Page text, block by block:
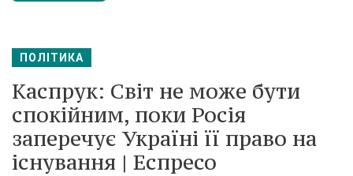
ПОЛІТИКА
Каспрук: Світ не може бути
спокійним, поки Росія
заперечує Україні її право на
існування | Еспресо